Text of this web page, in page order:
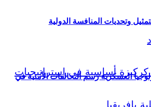
وتحديات المنافسة الدولية
العسكرية رسم التحالفات الأمنية في